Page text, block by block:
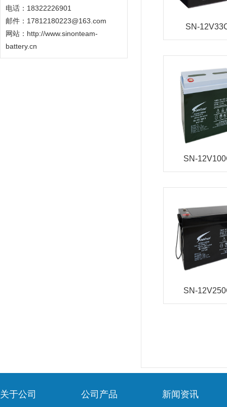
电话：18322226901
邮件：17812180223@163.com
网站： http://www.sinonteam-
battery.cn
SN-
SN-
SN-
关于公司 公司产品 新闻资讯